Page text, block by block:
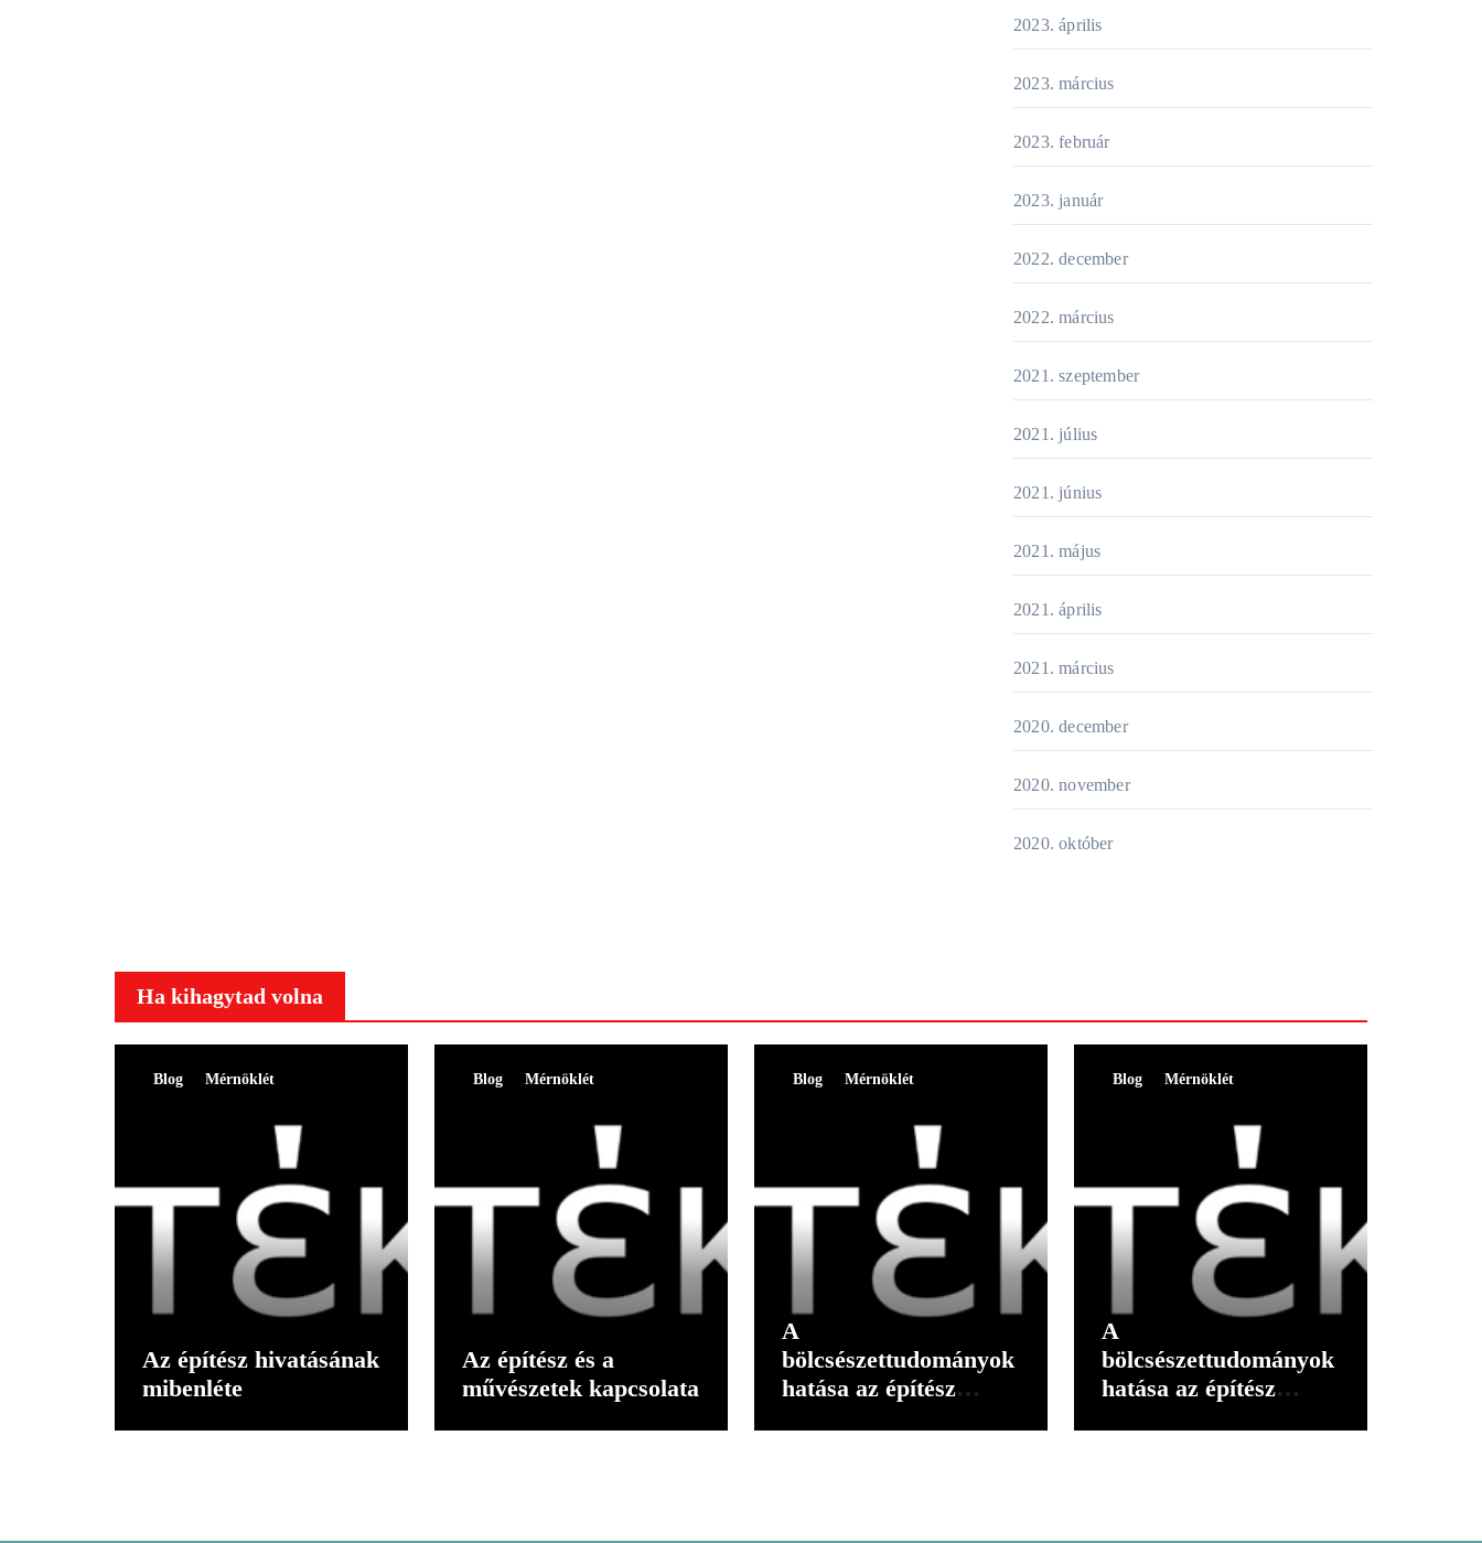
2023. április
2023. március
2023. február
2023. január
2022. december
2022. március
2021. szeptember
2021. július
2021. június
2021. május
2021. április
2021. március
2020. december
2020. november
2020. október
Ha kihagytad volna
Blog Mérnöklét
Az építész hivatásának
mibenléte
Blog Mérnöklét
Az építész és a
művészetek kapcsolata
Blog Mérnöklét
A
bölcsészettudományok
hatása az építész
Blog Mérnöklét
A
bölcsészettudományok
hatása az építész